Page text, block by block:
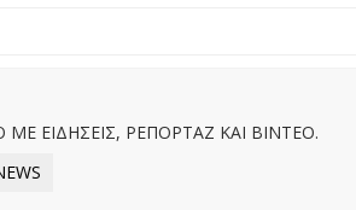
ΕΙΔΗΣΕΙΣ, ΡΕΠΟΡΤΑΖ ΚΑΙ ΒΙΝΤΕΟ.